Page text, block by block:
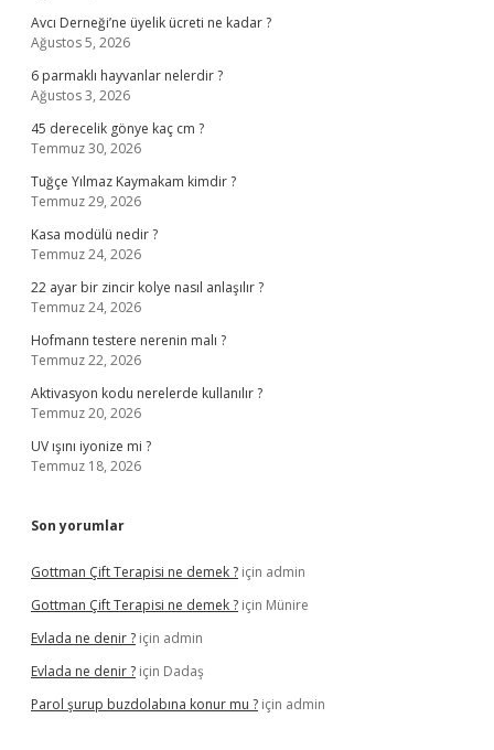
Avcı Derneği’ne üyelik ücreti ne kadar ?
Ağustos 5, 2026
6 parmaklı hayvanlar nelerdir ?
Ağustos 3, 2026
45 derecelik gönye kaç cm ?
Temmuz 30, 2026
Tuğçe Yılmaz Kaymakam kimdir ?
Temmuz 29, 2026
Kasa modülü nedir ?
Temmuz 24, 2026
22 ayar bir zincir kolye nasıl anlaşılır ?
Temmuz 24, 2026
Hofmann testere nerenin malı ?
Temmuz 22, 2026
Aktivasyon kodu nerelerde kullanılır ?
Temmuz 20, 2026
UV ışını iyonize mi ?
Temmuz 18, 2026
Son yorumlar
Gottman Çift Terapisi ne demek ? için admin
Gottman Çift Terapisi ne demek ? için Münire
Evlada ne denir ? için admin
Evlada ne denir ? için Dadaş
Parol şurup buzdolabına konur mu ? için admin